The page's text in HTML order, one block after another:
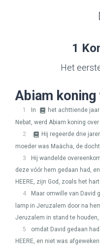
1
Het
Abiam koning
1 In
het achttiende
Nebat, werd Abiam koning
2
Hij regeerde drie
moeder was Maächa, de
3
Hij wandelde
deze vóór hem gedaan had,
HEERE, zijn God, zoals het
4
Maar omwille van David
lamp in Jeruzalem door na
Jeruzalem in stand te houden,
5
omdat David gedaan
HEERE, en niet was